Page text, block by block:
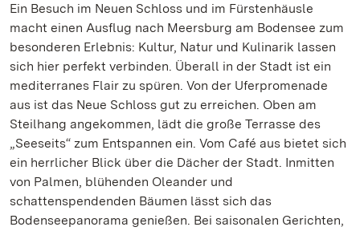
Ein Besuch im Neuen Schloss und im Fürstenhäusle
macht einen Ausflug nach Meersburg am Bodensee zum
besonderen Erlebnis: Kultur, Natur und Kulinarik lassen
sich hier perfekt verbinden. Überall in der Stadt ist ein
mediterranes Flair zu spüren. Von der Uferpromenade
aus ist das Neue Schloss gut zu erreichen. Oben am
Steilhang angekommen, lädt die große Terrasse des
„Seeseits“ zum Entspannen ein. Vom Café aus bietet sich
ein herrlicher Blick über die Dächer der Stadt. Inmitten
von Palmen, blühenden Oleander und
schattenspendenden Bäumen lässt sich das
Bodenseepanorama genießen. Bei saisonalen Gerichten,